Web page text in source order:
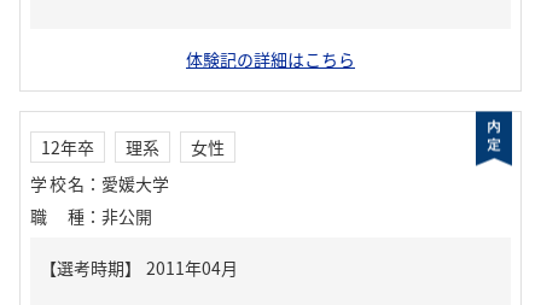
体験記の詳細はこちら
12年卒 理系
女性
学校名 ： 愛媛大学
職種 ： 非公開